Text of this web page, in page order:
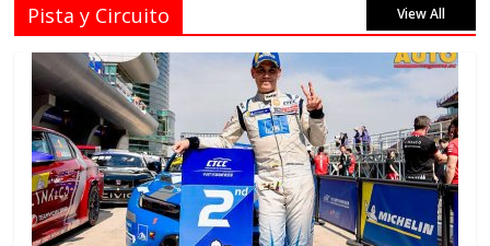
Pista y Circuito View All